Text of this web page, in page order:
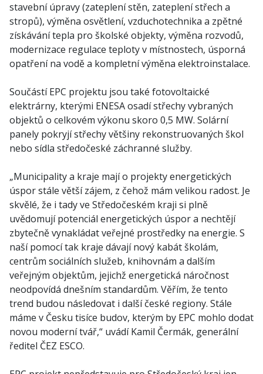
stavební úpravy (zateplení stěn, zateplení střech a
stropů), výměna osvětlení, vzduchotechnika a zpětné
získávání tepla pro školské objekty, výměna rozvodů,
modernizace regulace teploty v místnostech, úsporná
opatření na vodě a kompletní výměna elektroinstalace.
Součástí EPC projektu jsou také fotovoltaické
elektrárny, kterými ENESA osadí střechy vybraných
objektů o celkovém výkonu skoro 0,5 MW. Solární
panely pokryjí střechy většiny rekonstruovaných škol
nebo sídla středočeské záchranné služby.
„Municipality a kraje mají o projekty energetických
úspor stále větší zájem, z čehož mám velikou radost. Je
skvělé, že i tady ve Středočeském kraji si plně
uvědomují potenciál energetických úspor a nechtějí
zbytečně vynakládat veřejné prostředky na energie. S
naší pomocí tak kraje dávají nový kabát školám,
centrům sociálních služeb, knihovnám a dalším
veřejným objektům, jejichž energetická náročnost
neodpovídá dnešním standardům. Věřím, že tento
trend budou následovat i další české regiony. Stále
máme v Česku tisíce budov, kterým by EPC mohlo dodat
novou moderní tvář,“ uvádí Kamil Čermák, generální
ředitel ČEZ ESCO.